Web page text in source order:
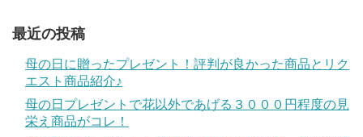
最近の投稿
母の日に贈ったプレゼント！評判が良かった商品とリク
エスト商品紹介♪
母の日プレゼントで花以外であげる３０００円程度の見
栄え商品がコレ！